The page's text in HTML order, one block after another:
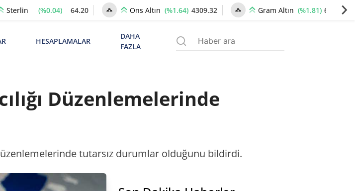
Sterlin (%0.04) 64.20 Ons Altın (%1.64) 4309.32 Gram Altın (%1.81) 6609.89
HESAPLAMALAR
DAHA
FAZLA
Düzenlemelerinde
tutarsız durumlar olduğunu bildirdi.